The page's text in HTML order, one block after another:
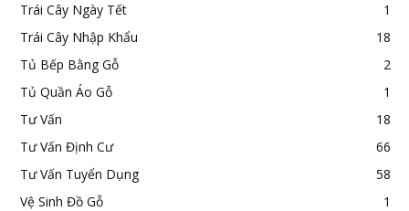
Trái Cây Ngày Tết
1
Trái Cây Nhập Khẩu
18
Tủ Bếp Bằng Gỗ
2
Tủ Quần Áo Gỗ
1
Tư Vấn
18
Tư Vấn Định Cư
66
Tư Vấn Tuyển Dụng
58
Vệ Sinh Đồ Gỗ
1